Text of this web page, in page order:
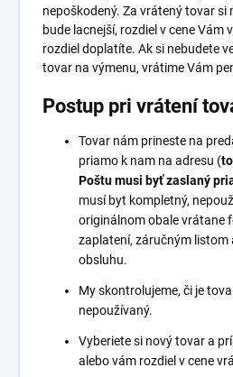
nepoškodený. Za vrátený tovar si
bude lacnejší, rozdiel v cene Vám
rozdiel doplatíte. Ak si nebudete
tovar na výmenu, vrátime Vám
Postup pri vrátení
Tovar nám prineste na
priamo k nam na adresu (
Poštu musi byť zaslaný
musí byt kompletný,
originálnom obale vrátane
zaplatení, záručným listom
obsluhu.
My skontrolujeme, či je
nepoužívaný.
Vyberiete si nový tovar a
alebo vám rozdiel v cene